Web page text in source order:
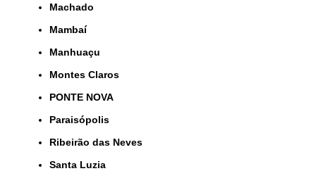
Machado
Mambaí
Manhuaçu
Montes Claros
PONTE NOVA
Paraisópolis
Ribeirão das Neves
Santa Luzia